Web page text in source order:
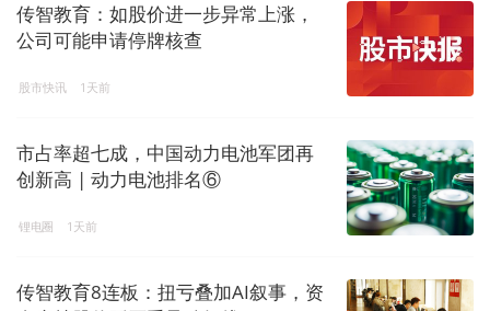
传智教育：如股价进一步异常上涨，
公司可能申请停牌核查
股市快讯 1天前
市占率超七成，中国动力电池军团再
创新高 | 动力电池排名⑥
锂电圈 1天前
传智教育8连板：扭亏叠加AI叙事，资